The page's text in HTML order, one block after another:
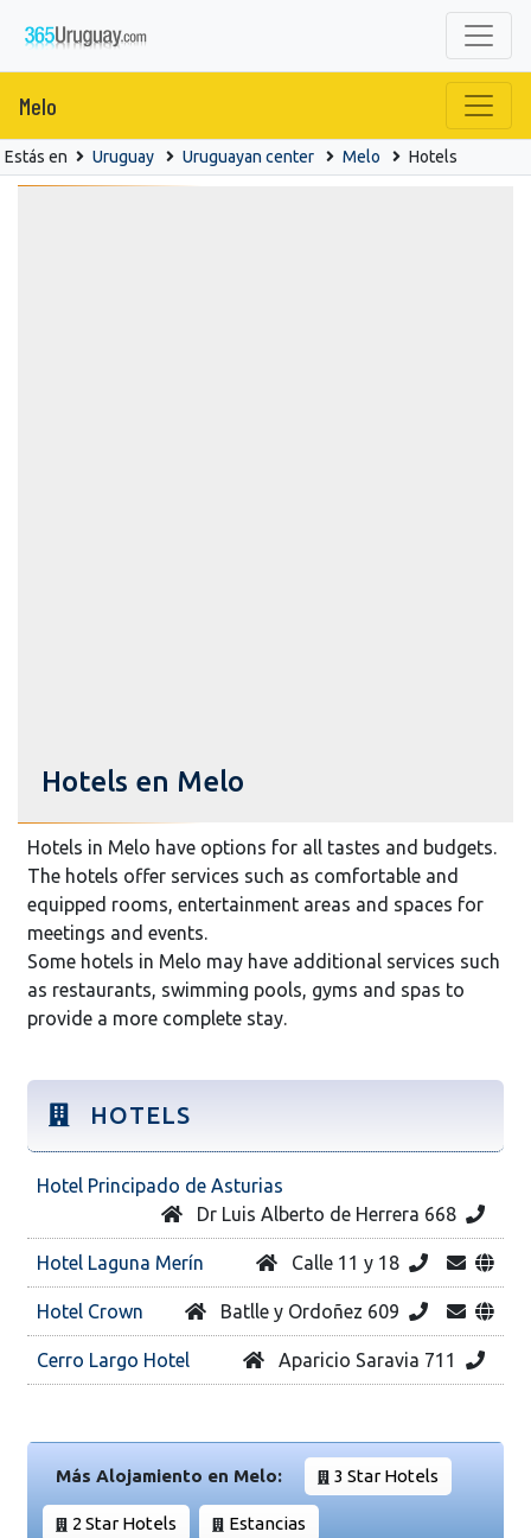
Melo
Estás en Uruguay Uruguayan center Melo Hotels
Hotels en Melo
Hotels in Melo have options for all tastes and budgets.
The hotels offer services such as comfortable and
equipped rooms, entertainment areas and spaces for
meetings and events.
Some hotels in Melo may have additional services such
as restaurants, swimming pools, gyms and spas to
provide a more complete stay.
HOTELS
Hotel Principado de Asturias
Dr Luis Alberto de Herrera 668
Hotel Laguna Merín Calle 11 y 18
Hotel Crown Batlle y Ordoñez 609
Cerro Largo Hotel Aparicio Saravia 711
Más Alojamiento en Melo: 3 Star Hotels
2 Star Hotels Estancias